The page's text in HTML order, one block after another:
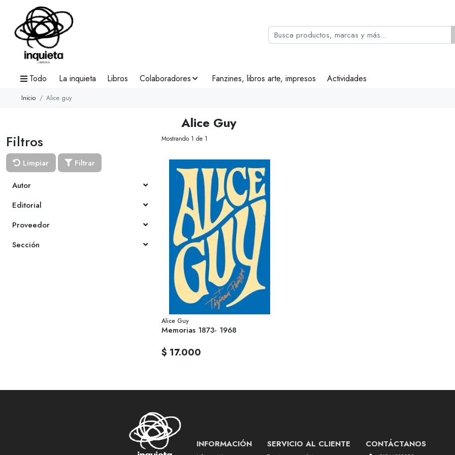
Todo La inquieta Libros Colaboradores Fanzines, libros arte, impresos Actividades
Inicio Alice guy
Alice Guy
Filtros
Limpiar
Filtrar
Autor
Editorial
Proveedor
Sección
Mostrando 1 de 1
Alice Guy
Memorias 1873- 1968
$ 17.000
INFORMACIÓN SERVICIO AL CLIENTE CONTÁCTANOS